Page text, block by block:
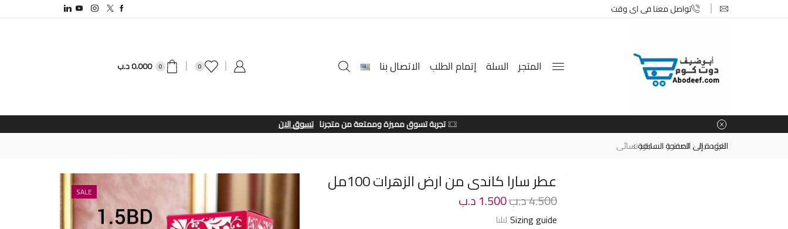
تواصل معنا في اي وقت
المتجر السلة إتمام الطلب الاتصال بنا 0
0
0.000د.ب
تجربة تسوق مميزة وممتعة من متجرنا تسوق الان
الرئيسية
العطور عطور نسائىالعودة إلى الصفحة السابقة
SALE عطر سارا كاندى من ارض الزهرات 100مل
4.500د.ب1.500د.ب
Sizing guide